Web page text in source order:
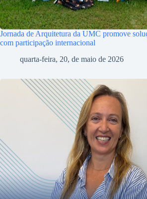
Jornada de Arquitetura da UMC promove
com participação internacional
quarta-feira, 20, de maio de 2026